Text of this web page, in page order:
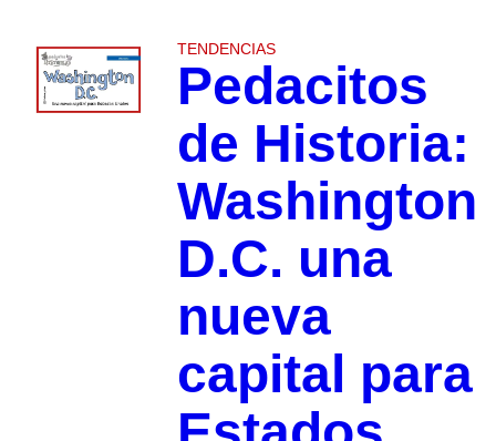
TENDENCIAS
Pedacitos
de Historia:
Washington
D.C. una
nueva
capital para